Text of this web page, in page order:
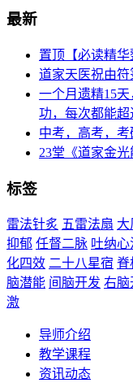
最新
置顶【必读精
道家天医祝由
一个月遗精15
功，每次都能超
中考，高考，
23堂《道家金
标签
雷法针炙 五雷法扇 大
抑郁 任督二脉 吐纳心
化四效 二十八星宿 脊
脑潜能 间脑开发 右脑
激
导师介绍
教学课程
资讯动态